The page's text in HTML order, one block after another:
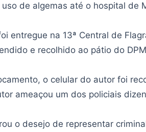
de algemas até o hospital de
entregue na 13ª Central de
e recolhido ao pátio do
o celular do autor foi
ameaçou um dos policiais
o desejo de representar